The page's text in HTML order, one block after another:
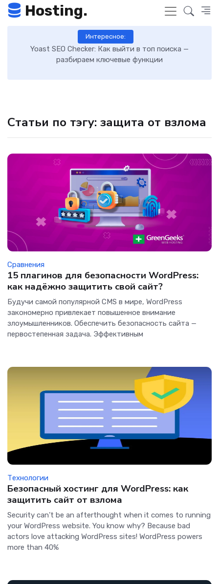
Hosting.
Интересное:
Yoast SEO Checker: Как выйти в топ поиска —
разбираем ключевые функции
Статьи по тэгу: защита от взлома
Сравнения
15 плагинов для безопасности WordPress:
как надёжно защитить свой сайт?
Будучи самой популярной CMS в мире, WordPress
закономерно привлекает повышенное внимание
злоумышленников. Обеспечить безопасность сайта —
первостепенная задача. Эффективным
Технологии
Безопасный хостинг для WordPress: как
защитить сайт от взлома
Security can’t be an afterthought when it comes to running
your WordPress website. You know why? Because bad
actors love attacking WordPress sites! WordPress powers
more than 40%